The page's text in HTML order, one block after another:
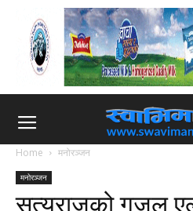
Home मनोरञ्जन
मनोरञ्जन
सत्यराजको गजल